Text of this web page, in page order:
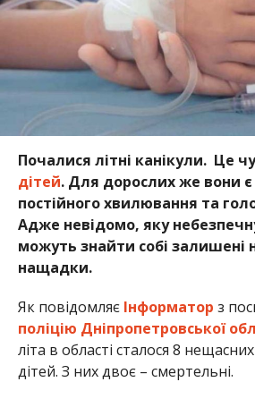
Почалися літні канікули. Це
дітей. Для дорослих же вони
постійного хвилювання та
Адже невідомо, яку
можуть знайти собі залишені
нащадки.
Як повідомляє Інформатор з
поліцію Дніпропетровської
літа в області сталося 8
дітей. З них двоє – смертельні.